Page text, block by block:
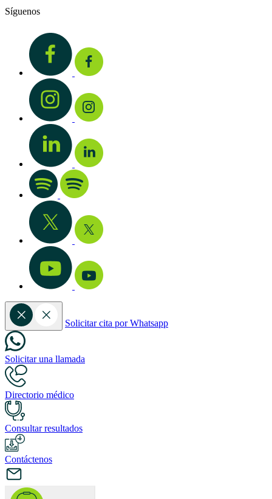
Síguenos
Solicitar cita por Whatsapp
Solicitar una llamada
Directorio médico
Consultar resultados
Contáctenos